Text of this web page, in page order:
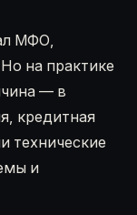
МФО,
на практике
— в
кредитная
технические
и